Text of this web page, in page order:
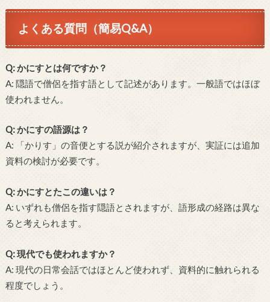
よくある質問（簡易Q&A）
Q: かにすとは何ですか？
A: 隠語で僧侶を指す語として記述があります。一般語ではほぼ
使われません。
Q: かにすの語源は？
A: 「かりす」の音便とする説が紹介されますが、実証には追加
資料の検討が必要です。
Q: かにすとたこの違いは？
A: いずれも僧侶を指す隠語とされますが、語形成の経路は異な
ると考えられます。
Q: 現代でも使われますか？
A: 現代の日常会話ではほとんど使われず、資料的に触れられる
程度でしょう。